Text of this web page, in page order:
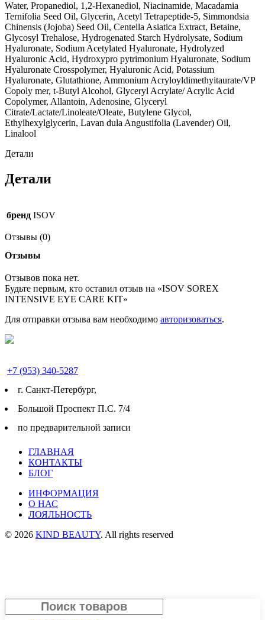
Water, Propanediol, 1,2-Hexanediol, Niacinamide, Macadamia
Ternifolia Seed Oil, Glycerin, Acetyl Tetrapeptide-5, Simmondsia
Chinensis (Jojoba) Seed Oil, Centella Asiatica Extract, Betaine,
Glycosyl Trehalose, Hydrogenated Starch Hydrolysate, Sodium
Hyaluronate, Sodium Acetylated Hyaluronate, Hydrolyzed
Hyaluronic Acid, Hydroxypro pytrimonium Hyaluronate, Sodium
Hyaluronate Crosspolymer, Hyaluronic Acid, Potassium
Hyaluronate, Glutathione, Ammonium Acryloyldimethyitaurate/VP
Copoly mer, t-Butyl Alcohol, Glyceryl Acrylate/ Acrylic Acid
Copolymer, Allantoin, Adenosine, Glyceryl
Citrate/Lactate/Linoleate/Oleate, Butylene Glycol,
Ethylhexylglycerin, Lavan dula Angustifolia (Lavender) Oil,
Linalool
Детали
Детали
бренд ISOV
Отзывы (0)
Отзывы
Отзывов пока нет.
Будьте первым, кто оставил отзыв на «ISOV SOREX
INTENSIVE EYE CARE KIT»
Для отправки отзыва вам необходимо авторизоваться.
+7 (953) 340-5287
г. Cанкт-Петербург,
Большой Проспект П.С. 7/4
по предварительной записи
ГЛАВНАЯ
КОНТАКТЫ
БЛОГ
ИНФОРМАЦИЯ
О НАС
ЛОЯЛЬНОСТЬ
© 2026 KIND BEAUTY. All rights reserved
Search